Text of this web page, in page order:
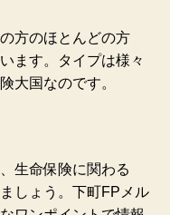
方のほとんどの方
ます。タイプは様々
大国なのです。
生命保険に関わる
しょう。下町FPメル